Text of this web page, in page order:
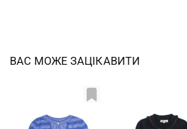
ВАС МОЖЕ ЗАЦІКАВИТИ